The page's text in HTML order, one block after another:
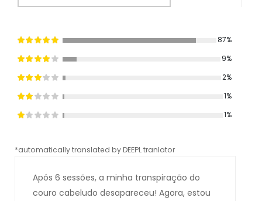
87%
9%
2%
1%
1%
*automatically translated by DEEPL tranlator
Após 6 sessões, a minha transpiração do
couro cabeludo desapareceu! Agora, estou